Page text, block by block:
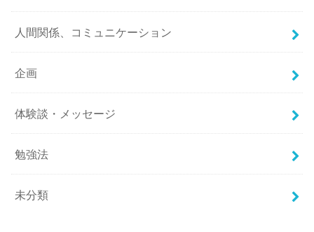
人間関係、コミュニケーション
企画
体験談・メッセージ
勉強法
未分類